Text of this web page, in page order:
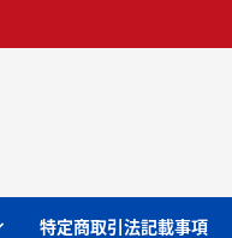
特定商取引法記載事項